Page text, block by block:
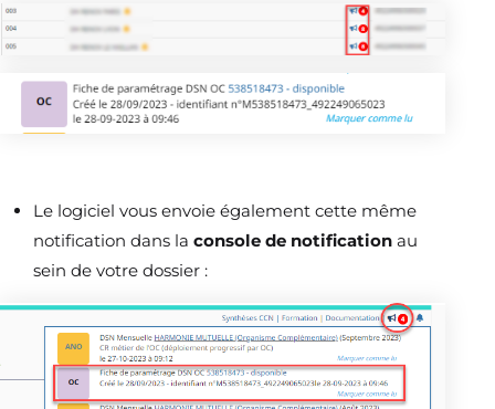
Le logiciel vous envoie également cette même
notification dans la console de notification au
sein de votre dossier :